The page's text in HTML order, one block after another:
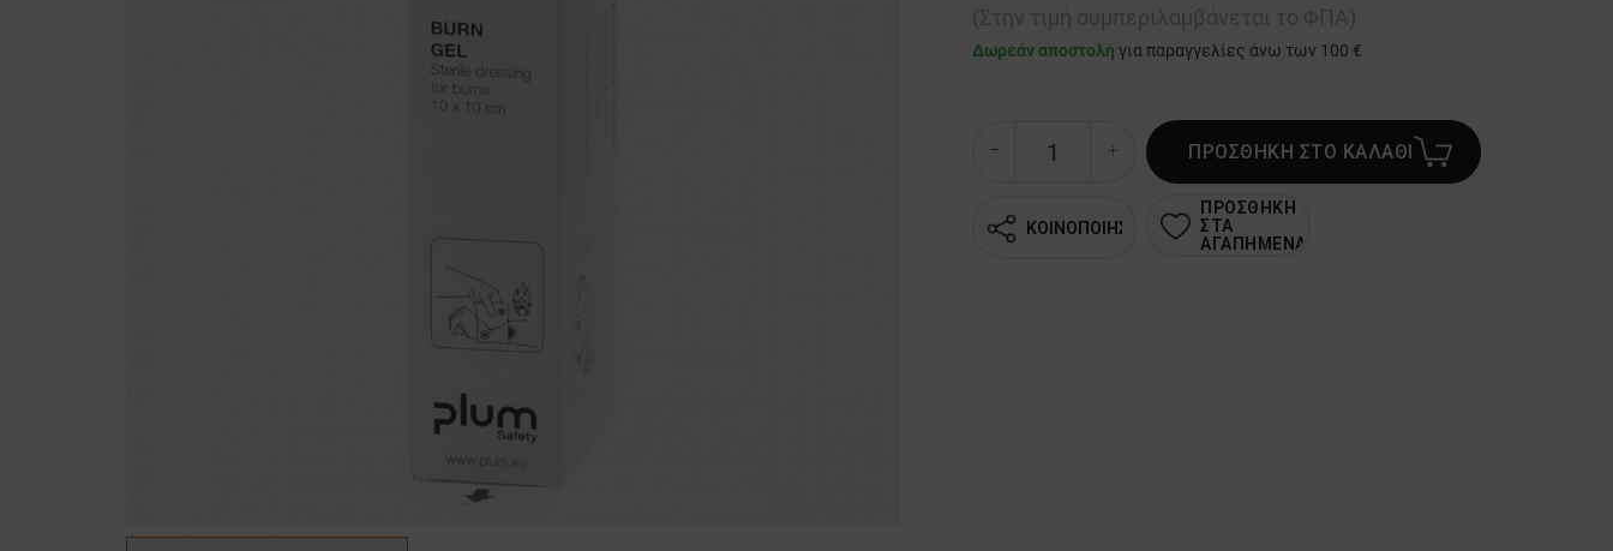
Δωρεάν αποστολή για παραγγελίες άνω των 100 €
ΠΡΟΣΘΗΚΗ ΣΤΟ ΚΑΛΑΘΙ
ΚΟΙΝΟΠΟΙΗΣΗ
ΠΡΟΣΘΗΚΗ
ΣΤΑ
ΑΓΑΠΗΜΕΝΑ